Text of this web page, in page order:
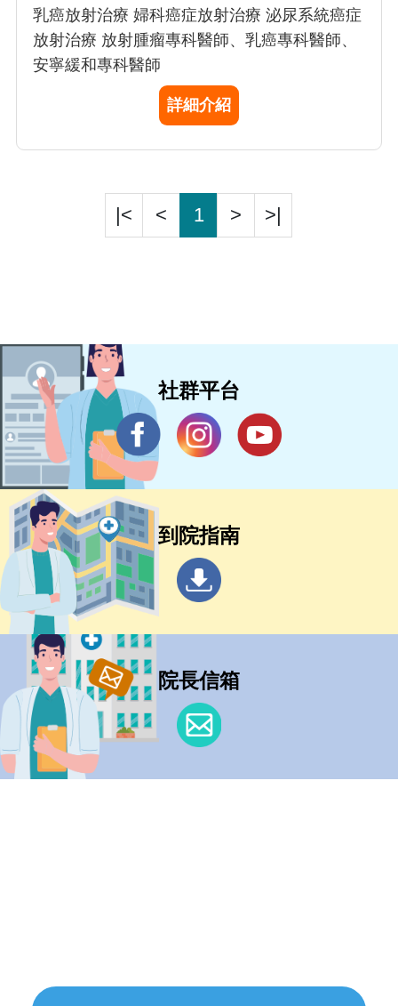
乳癌放射治療 婦科癌症放射治療 泌尿系統癌症
放射治療 放射腫瘤專科醫師、乳癌專科醫師、
安寧緩和專科醫師
詳細介紹
|< < 1 > >|
社群平台
到院指南
院長信箱